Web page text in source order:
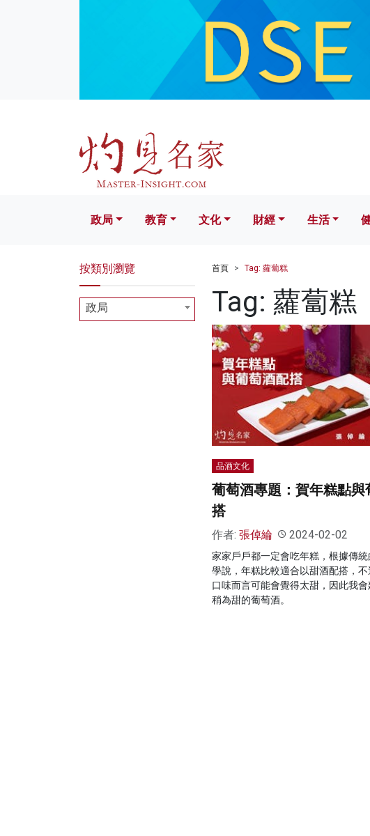
文化 財經 生活 健康
政局 教育 文化 財經 生活
首頁 Tag: 蘿蔔糕
Tag: 蘿蔔糕
品酒文化
葡萄酒專題：賀年糕點與
搭
作者: 張倬綸 2024-02-02
家家戶戶都一定會吃年糕，根據傳
學說，年糕比較適合以甜酒配搭，
口味而言可能會覺得太甜，因此我
稍為甜的葡萄酒。
按類別瀏覽
政局